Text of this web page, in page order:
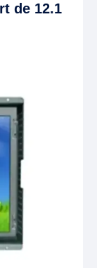
de 12.1